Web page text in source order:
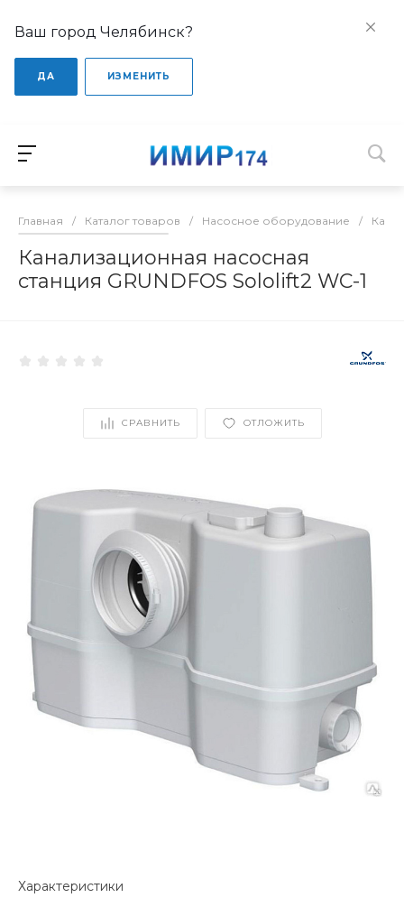
Ваш город Челябинск?
ДА ИЗМЕНИТЬ
Главная / Каталог товаров / Насосное оборудование /
Канализационная насосная
станция GRUNDFOS Sololift2 WC-1
СРАВНИТЬ ОТЛОЖИТЬ
Характеристики